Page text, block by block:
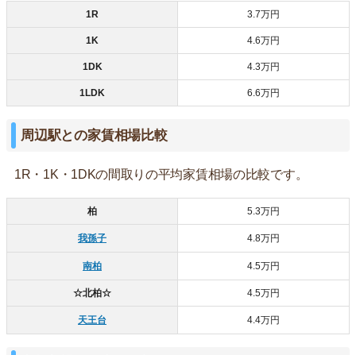
1R 3.7万円
1K 4.6万円
1DK 4.3万円
1LDK 6.6万円
周辺駅との家賃相場比較
1R・1K・1DKの間取りの平均家賃相場の比較です。
柏 5.3万円
我孫子 4.8万円
南柏 4.5万円
☆北柏☆ 4.5万円
天王台 4.4万円